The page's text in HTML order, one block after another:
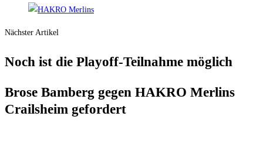
Nächster Artikel
Noch ist die Play­off-Teil­nah­me möglich
Bro­se Bam­berg gegen HAKRO Mer­lins
Crails­heim gefordert